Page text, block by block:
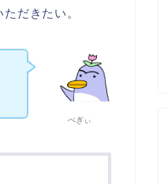
だきたい。
ぺぎぃ